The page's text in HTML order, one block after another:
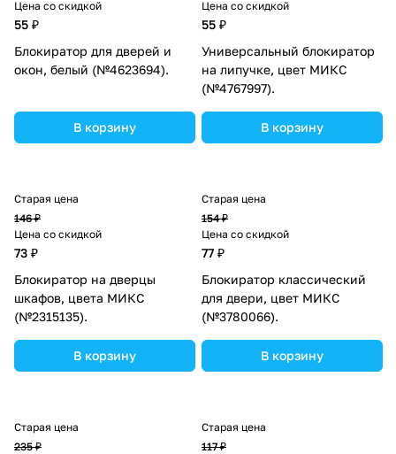
Цена со скидкой
55 ₽
Блокиратор для дверей и
окон, белый (№4623694).
В корзину
Цена со скидкой
55 ₽
Универсальный блокиратор
на липучке, цвет МИКС
(№4767997).
В корзину
Старая цена
146 ₽
Цена со скидкой
73 ₽
Блокиратор на дверцы
шкафов, цвета МИКС
(№2315135).
В корзину
Старая цена
154 ₽
Цена со скидкой
77 ₽
Блокиратор классический
для двери, цвет МИКС
(№3780066).
В корзину
Старая цена
235 ₽
Старая цена
117 ₽